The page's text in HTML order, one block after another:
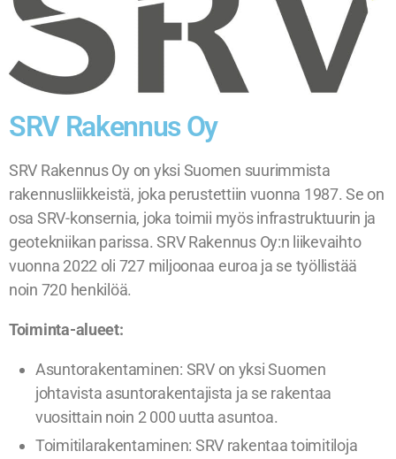
SRV Rakennus Oy
SRV Rakennus Oy on yksi Suomen suurimmista
rakennusliikkeistä, joka perustettiin vuonna 1987. Se on
osa SRV-konsernia, joka toimii myös infrastruktuurin ja
geotekniikan parissa. SRV Rakennus Oy:n liikevaihto
vuonna 2022 oli 727 miljoonaa euroa ja se työllistää
noin 720 henkilöä.
Toiminta-alueet:
Asuntorakentaminen: SRV on yksi Suomen
johtavista asuntorakentajista ja se rakentaa
vuosittain noin 2 000 uutta asuntoa.
Toimitilarakentaminen: SRV rakentaa toimitiloja